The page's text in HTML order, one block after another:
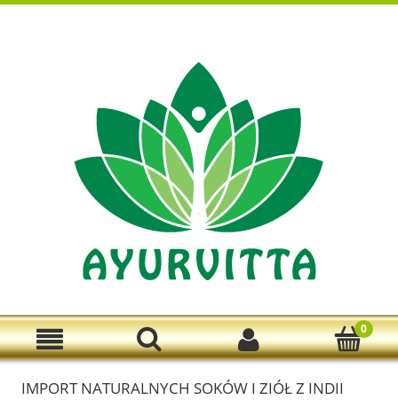
IMPORT NATURALNYCH SOKÓW I ZIÓŁ Z INDII